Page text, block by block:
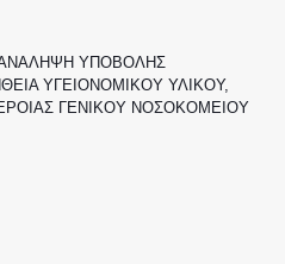
ΥΠΟΒΟΛΗΣ
ΥΓΕΙΟΝΟΜΙΚΟΥ ΥΛΙΚΟΥ,
ΓΕΝΙΚΟΥ ΝΟΣΟΚΟΜΕΙΟΥ